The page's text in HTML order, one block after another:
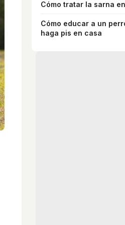
Cómo tratar la sarna
Cómo educar a un
haga pis en casa